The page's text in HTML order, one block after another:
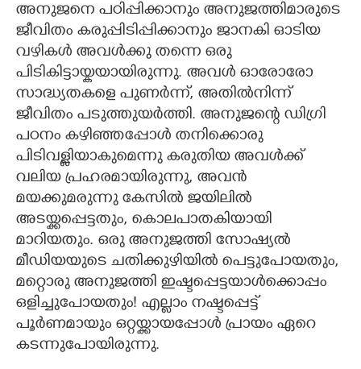
അനുജനെ പഠിപ്പിക്കാനും അനുജത്തിമാരുടെ
ജീവിതം കരുപ്പിടിപ്പിക്കാനും ജാനകി ഓടിയ
വഴികൾ അവൾക്കു തന്നെ ഒരു
പിടികിട്ടായ്കയായിരുന്നു. അവൾ ഓരോരോ
സാദ്ധ്യതകളെ പുണർന്ന്,​ അതിൽനിന്ന്
ജീവിതം പടുത്തുയർത്തി. അനുജന്റെ ഡിഗ്രി
പഠനം കഴിഞ്ഞപ്പോൾ തനിക്കൊരു
പിടിവള്ളിയാകുമെന്നു കരുതിയ അവൾക്ക്
വലിയ പ്രഹരമായിരുന്നു,​ അവൻ
മയക്കുമരുന്നു കേസിൽ ജയിലിൽ
അടയ്ക്കപ്പെട്ടതും,​ കൊലപാതകിയായി
മാറിയതും. ഒരു അനുജത്തി സോഷ്യൽ
മീഡിയയുടെ ചതിക്കുഴിയിൽ പെട്ടുപോയതും,​
മറ്റൊരു അനുജത്തി ഇഷ്ടപ്പെട്ടയാൾക്കൊപ്പം
ഒളിച്ചുപോയതും! എല്ലാം നഷ്ടപ്പെട്ട്
പൂർണമായും ഒറ്റയ്ക്കായപ്പോൾ പ്രായം ഏറെ
കടന്നുപോയിരുന്നു.